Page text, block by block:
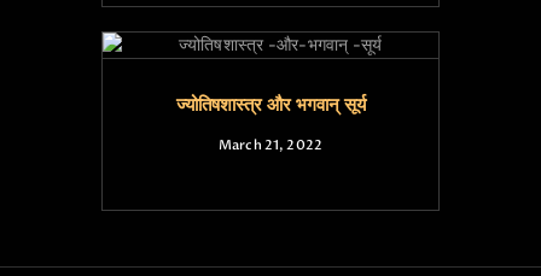
ज्योतिषशास्त्र और भगवान् सूर्य
March 21, 2022